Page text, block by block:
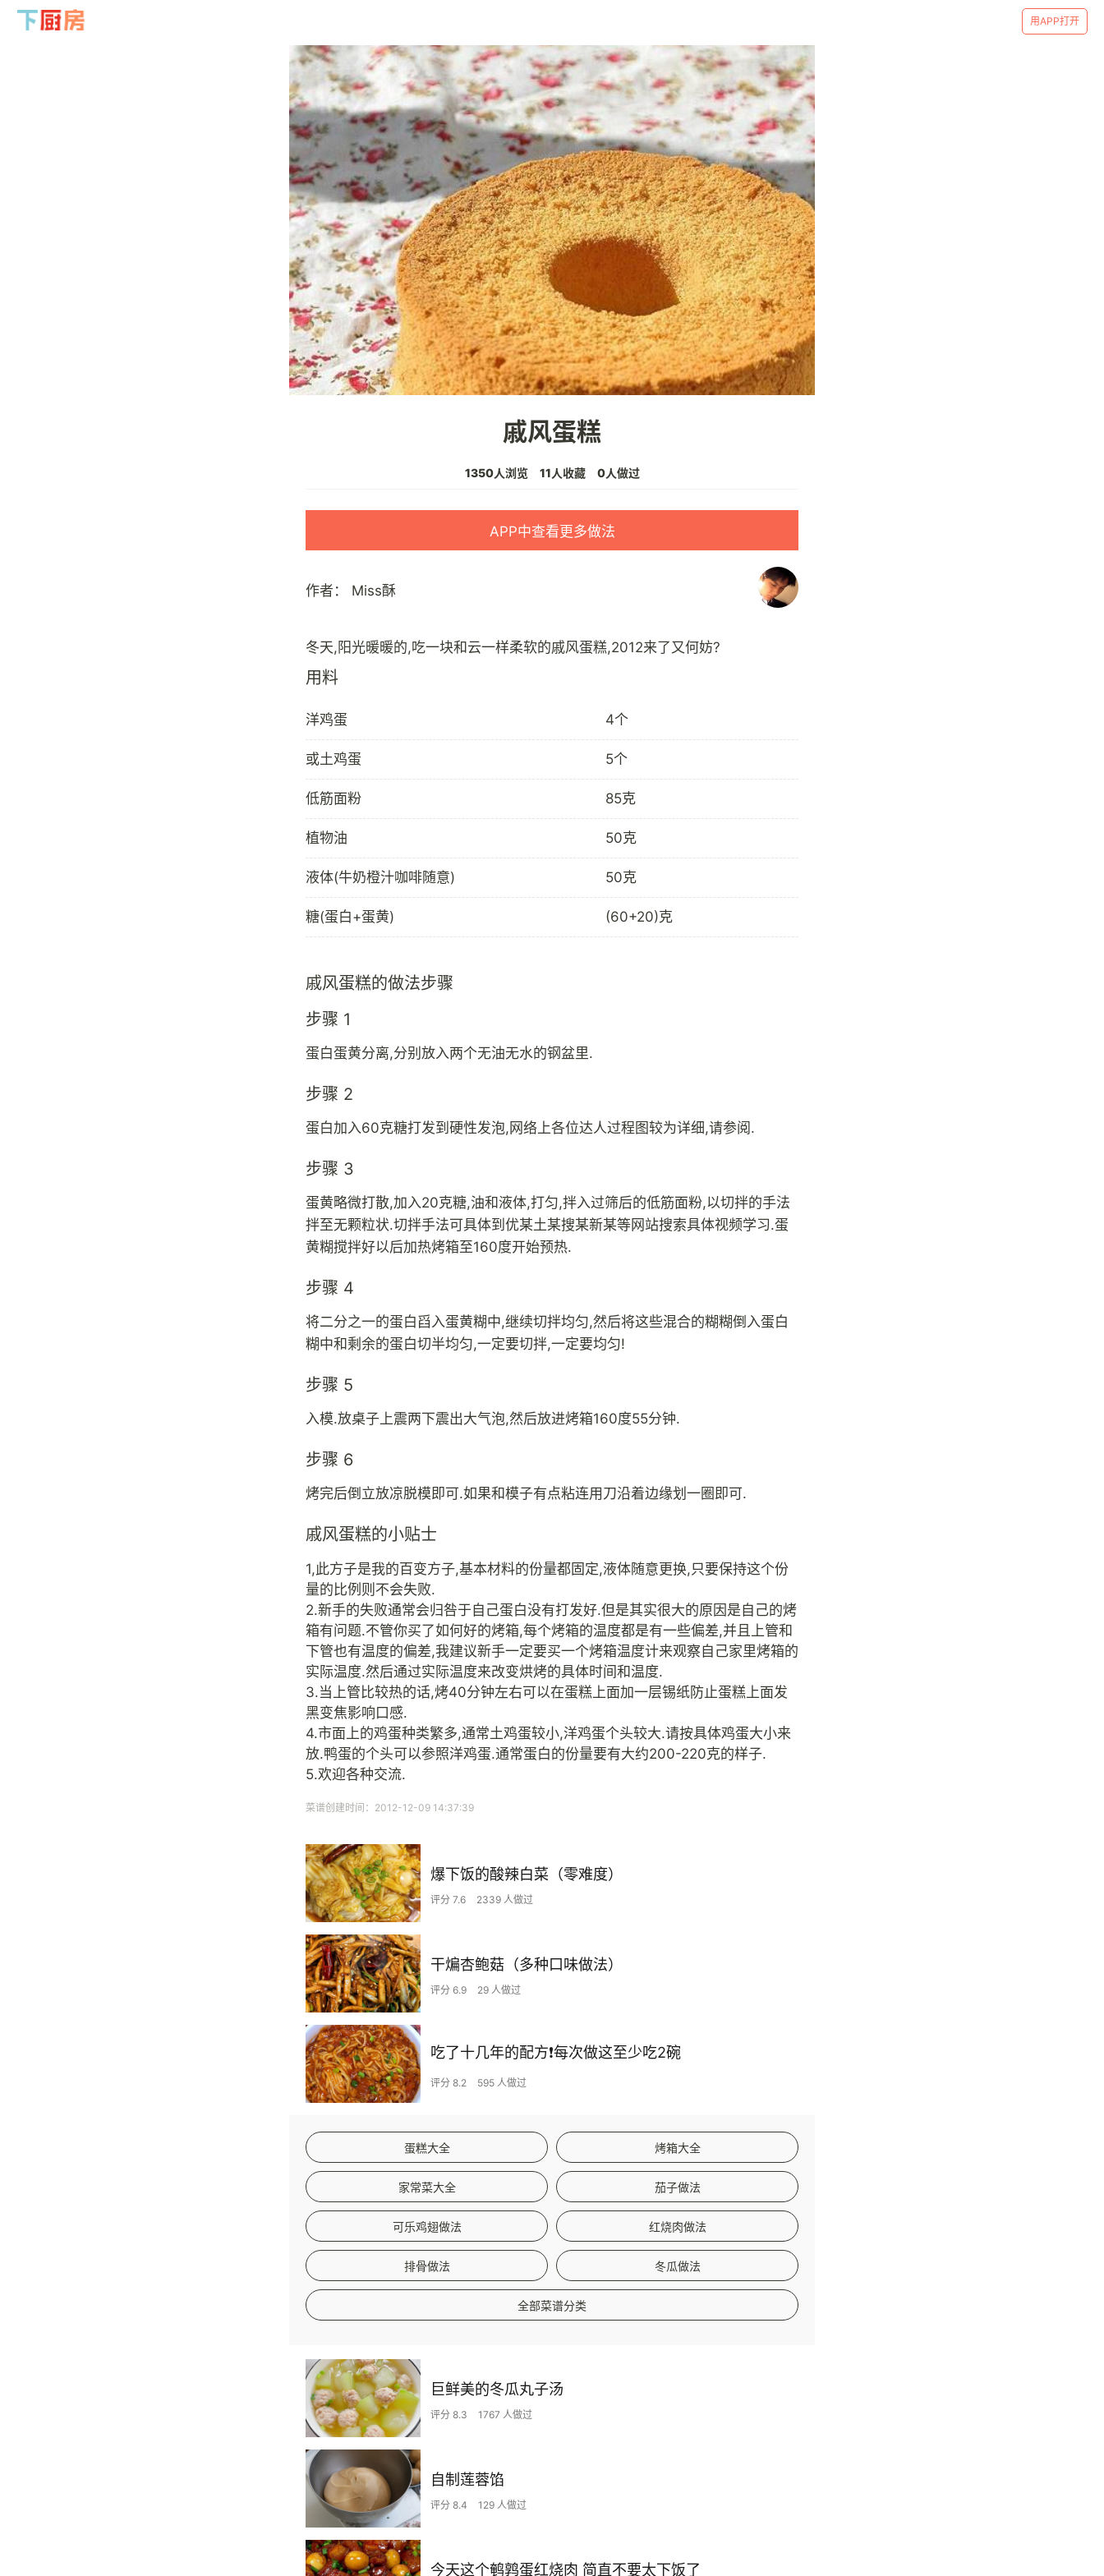
用APP打开
戚风蛋糕
1350人浏览 11人收藏 0人做过
APP中查看更多做法
作者： Miss酥
用料
洋鸡蛋 4个
或土鸡蛋 5个
低筋面粉 85克
植物油 50克
液体(牛奶橙汁咖啡随意) 50克
糖(蛋白+蛋黄) (60+20)克
戚风蛋糕的做法步骤
步骤 1
蛋白蛋黄分离,分别放入两个无油无水的钢盆里.
步骤 2
蛋白加入60克糖打发到硬性发泡,网络上各位达人过程图较为详细,请参阅.
步骤 3
蛋黄略微打散,加入20克糖,油和液体,打匀,拌入过筛后的低筋面粉,以切拌的手法
拌至无颗粒状.切拌手法可具体到优某土某搜某新某等网站搜索具体视频学习.蛋
黄糊搅拌好以后加热烤箱至160度开始预热.
步骤 4
将二分之一的蛋白舀入蛋黄糊中,继续切拌均匀,然后将这些混合的糊糊倒入蛋白
糊中和剩余的蛋白切半均匀,一定要切拌,一定要均匀!
步骤 5
入模.放桌子上震两下震出大气泡,然后放进烤箱160度55分钟.
步骤 6
烤完后倒立放凉脱模即可.如果和模子有点粘连用刀沿着边缘划一圈即可.
戚风蛋糕的小贴士
1,此方子是我的百变方子,基本材料的份量都固定,液体随意更换,只要保持这个份
量的比例则不会失败.
2.新手的失败通常会归咎于自己蛋白没有打发好.但是其实很大的原因是自己的烤
箱有问题.不管你买了如何好的烤箱,每个烤箱的温度都是有一些偏差,并且上管和
下管也有温度的偏差,我建议新手一定要买一个烤箱温度计来观察自己家里烤箱的
实际温度.然后通过实际温度来改变烘烤的具体时间和温度.
3.当上管比较热的话,烤40分钟左右可以在蛋糕上面加一层锡纸防止蛋糕上面发
黑变焦影响口感.
4.市面上的鸡蛋种类繁多,通常土鸡蛋较小,洋鸡蛋个头较大.请按具体鸡蛋大小来
放.鸭蛋的个头可以参照洋鸡蛋.通常蛋白的份量要有大约200-220克的样子.
5.欢迎各种交流.
菜谱创建时间：2012-12-09 14:37:39
爆下饭的酸辣白菜（零难度）
评分 7.6 2339 人做过
干煸杏鲍菇（多种口味做法）
评分 6.9 29 人做过
吃了十几年的配方❗️每次做这至少吃2碗
评分 8.2 595 人做过
蛋糕大全 烤箱大全
家常菜大全 茄子做法
可乐鸡翅做法 红烧肉做法
排骨做法 冬瓜做法
全部菜谱分类
巨鲜美的冬瓜丸子汤
评分 8.3 1767 人做过
自制莲蓉馅
评分 8.4 129 人做过
今天这个鹌鹑蛋红烧肉 简直不要太下饭了